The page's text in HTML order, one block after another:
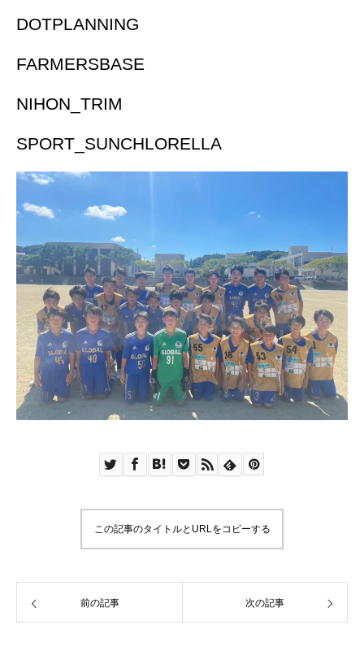
DOTPLANNING
FARMERSBASE
NIHON_TRIM
SPORT_SUNCHLORELLA
この記事のタイトルとURLをコピーする
前の記事 次の記事